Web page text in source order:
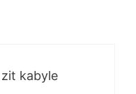
kabyle